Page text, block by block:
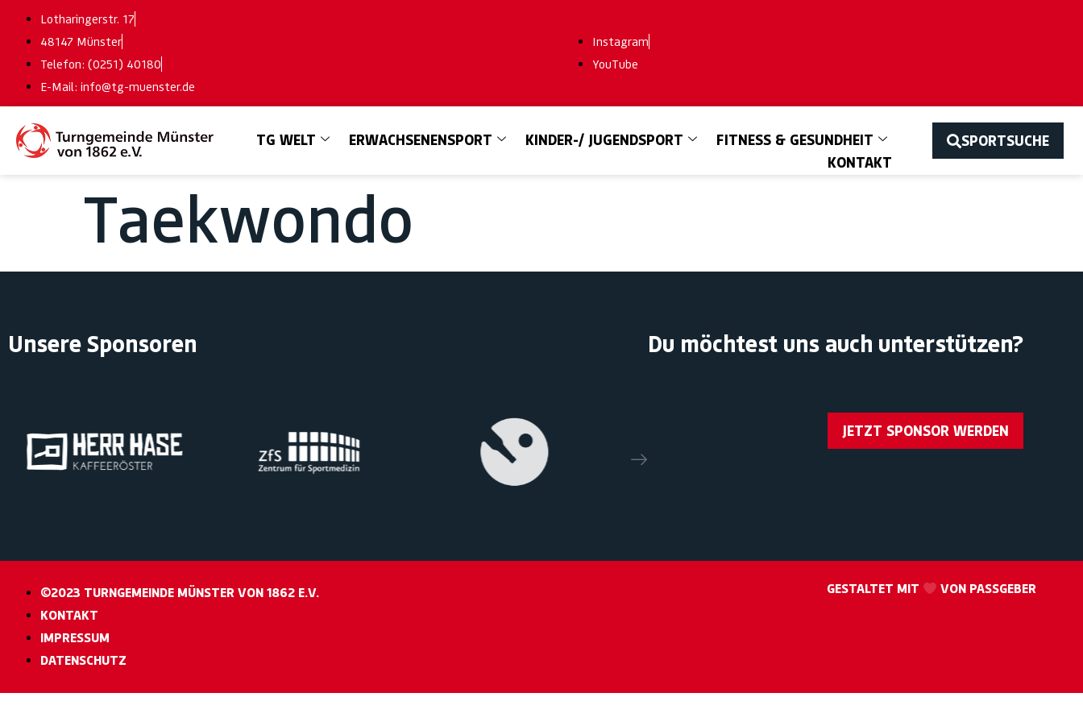
Lotharingerstr. 17
48147 Münster
Telefon: (0251) 40180
E-Mail: info@tg-muenster.de
Instagram
YouTube
TG WELT ERWACHSENENSPORT KINDER-/ JUGENDSPORT
FITNESS & GESUNDHEIT
KONTAKT
SPORTSUCHE
Taekwondo
Unsere Sponsoren Du möchtest uns auch unterstützen?
JETZT SPONSOR WERDEN
©2023 TURNGEMEINDE MÜNSTER VON 1862 E.V.
KONTAKT
IMPRESSUM
DATENSCHUTZ
GESTALTET MIT VON PASSGEBER